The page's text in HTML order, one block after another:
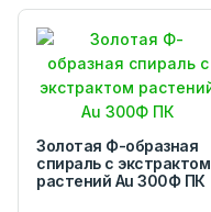
Золотая Ф-образная
спираль с экстрактом
растений Аu 300Ф ПК